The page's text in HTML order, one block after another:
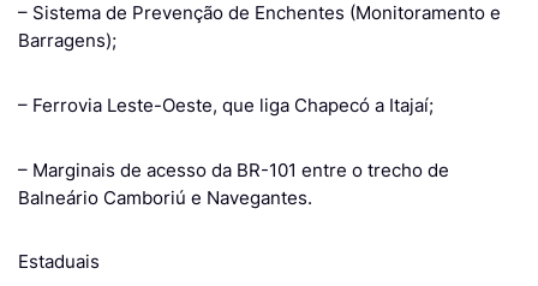
– Sistema de Prevenção de Enchentes (Monitoramento e
Barragens);
– Ferrovia Leste-Oeste, que liga Chapecó a Itajaí;
– Marginais de acesso da BR-101 entre o trecho de
Balneário Camboriú e Navegantes.
Estaduais